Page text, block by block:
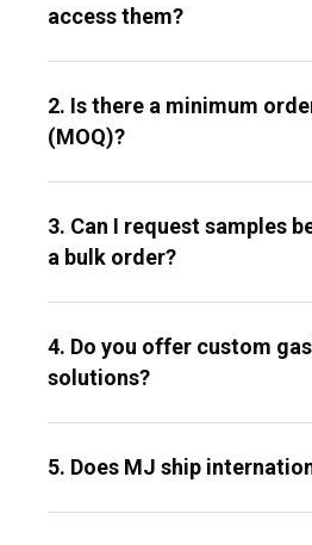
access them?
2. Is there a minimum
(MOQ)?
3. Can I request samples
a bulk order?
4. Do you offer custom
solutions?
5. Does MJ ship